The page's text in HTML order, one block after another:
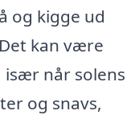
og kigge ud
kan være
især når solens
og snavs,